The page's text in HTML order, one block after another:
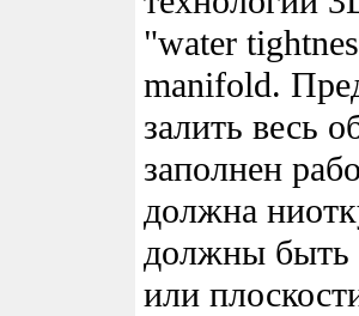
"water
manifold.
залить весь
заполнен
должна
должны быть
или